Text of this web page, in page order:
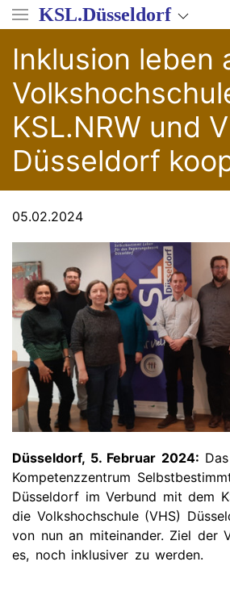
Direkt
zum
Inhalt
KSL.Düsseldorf
Inklusion leben
KSL.NRW und
Düsseldorf
05.02.2024
Düsseldorf, 5. Februar 2024: Das
Kompetenzzentrum
Düsseldorf im Verbund mit dem
die Volkshochschule (VHS)
von nun an miteinander. Ziel der
es, noch inklusiver zu werden.